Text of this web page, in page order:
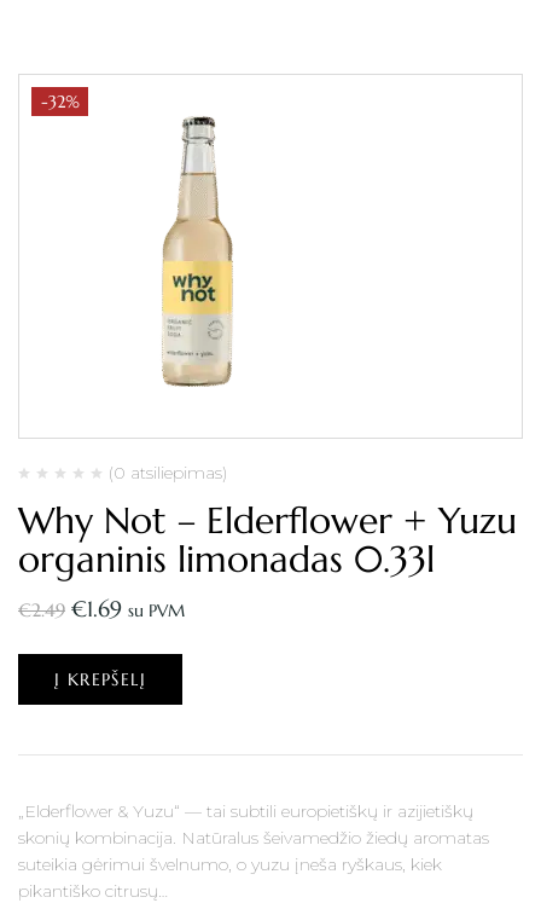
-32%
(0 atsiliepimas)
Why Not – Elderflower + Yuzu
organinis limonadas 0.33l
€2.49 €1.69 su PVM
Į KREPŠELĮ
„Elderflower & Yuzu“ — tai subtili europietiškų ir azijietiškų
skonių kombinacija. Natūralus šeivamedžio žiedų aromatas
suteikia gėrimui švelnumo, o yuzu įneša ryškaus, kiek
pikantiško citrusų…